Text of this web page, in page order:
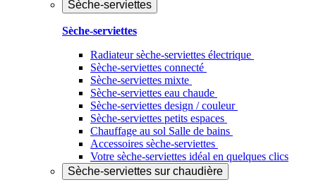
Sèche-serviettes
Sèche-serviettes
Radiateur sèche-serviettes électrique
Sèche-serviettes connecté
Sèche-serviettes mixte
Sèche-serviettes eau chaude
Sèche-serviettes design / couleur
Sèche-serviettes petits espaces
Chauffage au sol Salle de bains
Accessoires sèche-serviettes
Votre sèche-serviettes idéal en quelques clics
Sèche-serviettes sur chaudière